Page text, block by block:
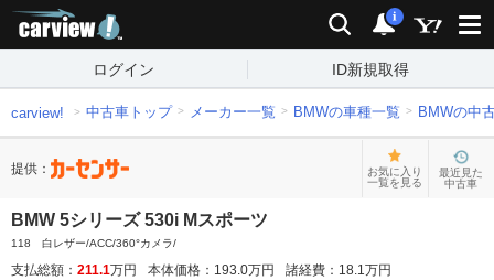
検索 通知
i
ログイン ID新規取得
carview! 中古車トップ メーカー一覧 BMWの車種一覧 BMWの中
提供：
お気に入り
一覧を見る
最近見た
中古車
BMW 5シリーズ 530i Mスポーツ
118 白レザー/ACC/360°カメラ/
支払総額： 211.1万円 本体価格： 193.0万円 諸経費： 18.1万円